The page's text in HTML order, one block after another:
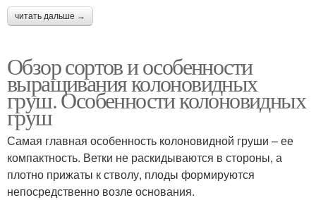
читать дальше →
Обзор сортов и особенности
выращивания колоновидных
груш. Особенности колоновидных
груш
Самая главная особенность колоновидной груши – ее
компактность. Ветки не раскидываются в стороны, а
плотно прижаты к стволу, плоды формируются
непосредственно возле основания.